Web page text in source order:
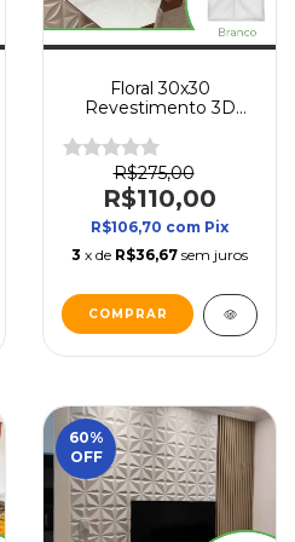
Floral 30x30
Revestimento 3D
Autocolante Placa 3D
para Parede
R$275,00
R$110,00
R$106,70 com Pix
3 x de R$36,67 sem juros
COMPRAR
60%
OFF